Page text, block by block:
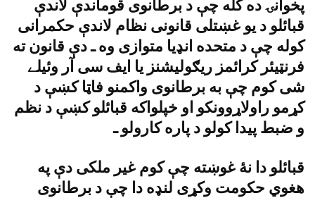
پخوانۍ ده کله چې د برطانوى قوماندې لاندې
قبائلو د يو غښتلى قانونى نظام لاندې حکمرانى
کوله چې د متحده انډيا متوازى وه ـ دې قانون ته
فرنټيئر کرائمز ريګوليشنز يا ايف سى آر وئيلے
شى کوم چې به برطانوى واکمنو فاټا کښې د
کړمو راولاړوونکو او خپلواکه قبائلو کښې د نظم
و ضبط پيدا کولو د پاره کارولو ـ
قبائلو دا نۀ غوښته چې کوم غير ملکى دې په
هغوي حکومت وکړى لنډه دا چې د برطانوى